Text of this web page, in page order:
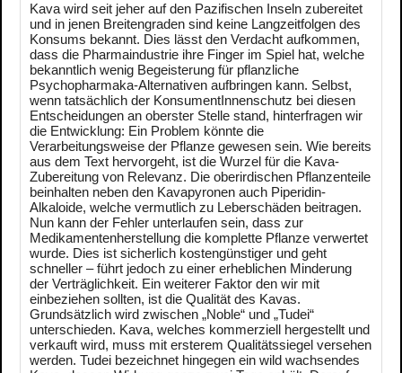
Kava wird seit jeher auf den Pazifischen Inseln zubereitet
und in jenen Breitengraden sind keine Langzeitfolgen des
Konsums bekannt. Dies lässt den Verdacht aufkommen,
dass die Pharmaindustrie ihre Finger im Spiel hat, welche
bekanntlich wenig Begeisterung für pflanzliche
Psychopharmaka-Alternativen aufbringen kann. Selbst,
wenn tatsächlich der KonsumentInnenschutz bei diesen
Entscheidungen an oberster Stelle stand, hinterfragen wir
die Entwicklung: Ein Problem könnte die
Verarbeitungsweise der Pflanze gewesen sein. Wie bereits
aus dem Text hervorgeht, ist die Wurzel für die Kava-
Zubereitung von Relevanz. Die oberirdischen Pflanzenteile
beinhalten neben den Kavapyronen auch Piperidin-
Alkaloide, welche vermutlich zu Leberschäden beitragen.
Nun kann der Fehler unterlaufen sein, dass zur
Medikamentenherstellung die komplette Pflanze verwertet
wurde. Dies ist sicherlich kostengünstiger und geht
schneller – führt jedoch zu einer erheblichen Minderung
der Verträglichkeit. Ein weiterer Faktor den wir mit
einbeziehen sollten, ist die Qualität des Kavas.
Grundsätzlich wird zwischen „Noble“ und „Tudei“
unterschieden. Kava, welches kommerziell hergestellt und
verkauft wird, muss mit ersterem Qualitätssiegel versehen
werden. Tudei bezeichnet hingegen ein wild wachsendes